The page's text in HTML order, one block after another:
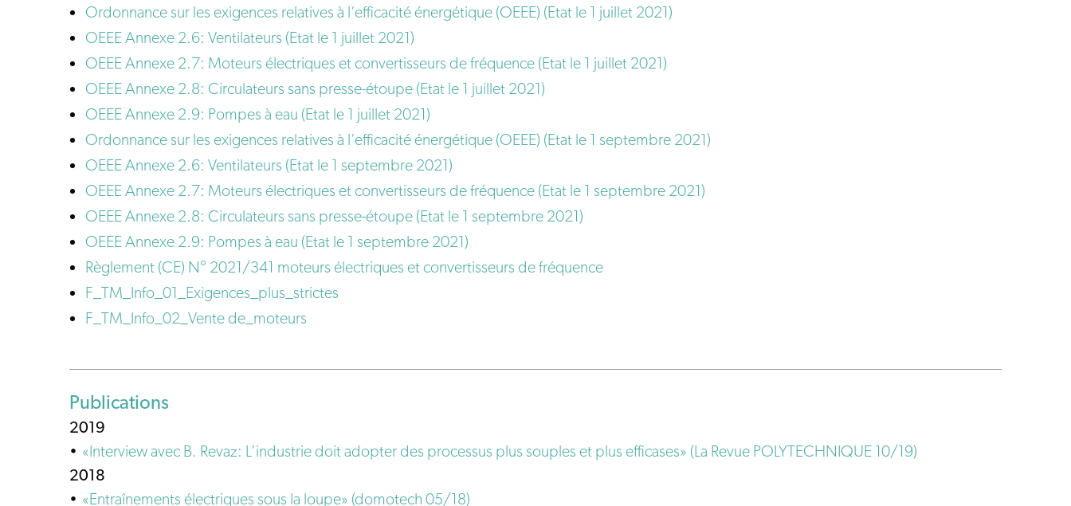
Ordonnance sur les exigences relatives à l’efficacité énergétique (OEEE) (Etat le 1 juillet 2021)
OEEE Annexe 2.6: Ventilateurs (Etat le 1 juillet 2021)
OEEE Annexe 2.7: Moteurs électriques et convertisseurs de fréquence (Etat le 1 juillet 2021)
OEEE Annexe 2.8: Circulateurs sans presse-étoupe (Etat le 1 juillet 2021)
OEEE Annexe 2.9: Pompes à eau (Etat le 1 juillet 2021)
Ordonnance sur les exigences relatives à l’efficacité énergétique (OEEE) (Etat le 1 septembre 2021)
OEEE Annexe 2.6: Ventilateurs (Etat le 1 septembre 2021)
OEEE Annexe 2.7: Moteurs électriques et convertisseurs de fréquence (Etat le 1 septembre 2021)
OEEE Annexe 2.8: Circulateurs sans presse-étoupe (Etat le 1 septembre 2021)
OEEE Annexe 2.9: Pompes à eau (Etat le 1 septembre 2021)
Règlement (CE) N° 2021/341 moteurs électriques et convertisseurs de fréquence
F_TM_Info_01_Exigences_plus_strictes
F_TM_Info_02_Vente de_moteurs
Publications
2019
«Interview avec B. Revaz: L’industrie doit adopter des processus plus souples et plus efficases» (La Revue POLYTECHNIQUE 10/19)
2018
«Entraînements électriques sous la loupe» (domotech 05/18)